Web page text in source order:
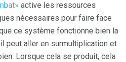
active les ressources
nécessaires pour faire face
ce système fonctionne bien la
peut aller en surmultiplication et
Lorsque cela se produit, cela